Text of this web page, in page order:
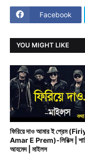
Facebook
YOU MIGHT LIKE
BAND MUSIC
ফিরিয়ে দাও আমার ই প্রেম
Amar E Prem)-লিরিক্স |
আহমেদ | মাইলস